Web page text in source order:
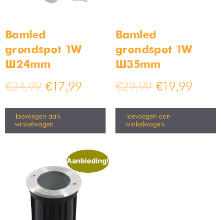
Bamled
grondspot 1W
Ø24mm
€24,99 €17,99
Toevoegen aan
winkelwagen
Bamled
grondspot 1W
Ø35mm
€29,99 €19,99
Toevoegen aan
winkelwagen
Aanbieding!